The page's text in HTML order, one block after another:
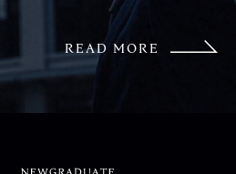
READ MORE